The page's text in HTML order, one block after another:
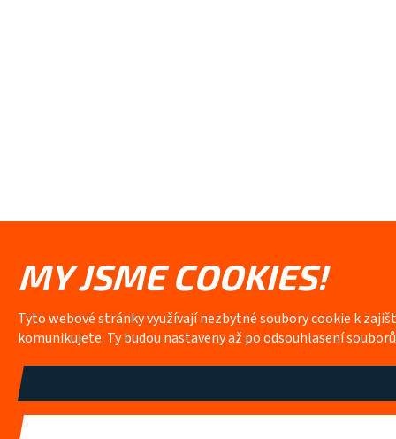
MY JSME COOKIES!
Tyto webové stránky využívají nezbytné soubory cookie k
komunikujete. Ty budou nastaveny až po odsouhlasení